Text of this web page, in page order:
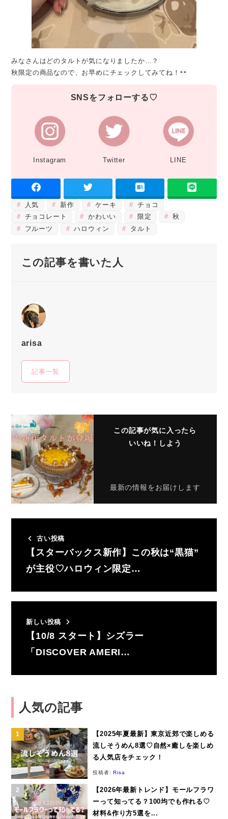
みなさんはどのタルトが気になりましたか…？
秋限定の商品なので、お早めにチェックしてみてね！
SNSをフォローする♡
Instagram Twitter LINE
人気 新作 ケーキ
チョコ
チョコレート
かわいい 限定
秋
フルーツ
ハロウィン タルト
この記事を書いた人
arisa
記事一覧
この記事が気に入ったら
いいね！しよう
最新の情報をお届けします
古い投稿
【スターバックス新作】この秋は“黒猫”
が主役♡ハロウィン限定…
新しい投稿
【10/8 スタート】シズラー
「DISCOVER AMERI…
人気の記事
【2025年夏最新】東京近郊で楽しめる
流しそうめん8選♡自然×癒しを楽しめ
る人気店をチェック！
投稿者:Risa
【2026年最新トレンド】モールフラワ
ーって知ってる？100均でも作れる♡
材料&作り方5選を...